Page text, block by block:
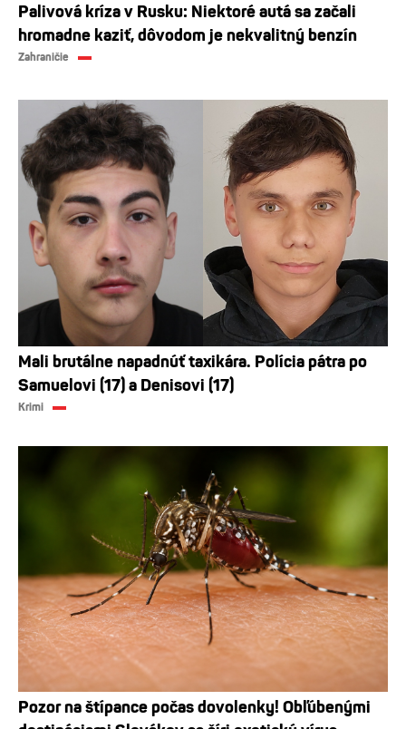
Palivová kríza v Rusku: Niektoré autá sa začali
hromadne kaziť, dôvodom je nekvalitný benzín
Zahraničie
Mali brutálne napadnúť taxikára. Polícia pátra po
Samuelovi (17) a Denisovi (17)
Krimi
Pozor na štípance počas dovolenky! Obľúbenými